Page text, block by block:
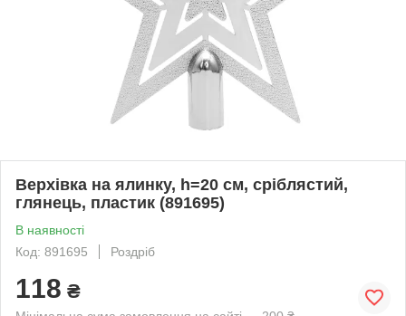
Верхівка на ялинку, h=20 см, сріблястий,
глянець, пластик (891695)
В наявності
Код: 891695
Роздріб
118 ₴